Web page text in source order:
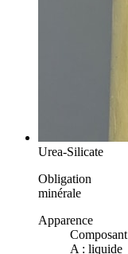
Urea-Silicate
Obligation
minérale
Apparence
Composant
A : liquide